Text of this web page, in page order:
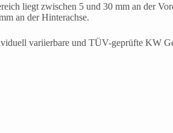
liegt zwischen 5 und 30 mm an der
an der Hinterachse.
variierbare und TÜV-geprüfte KW